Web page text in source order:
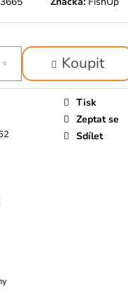
Koupit
Tisk
Zeptat se
Sdílet